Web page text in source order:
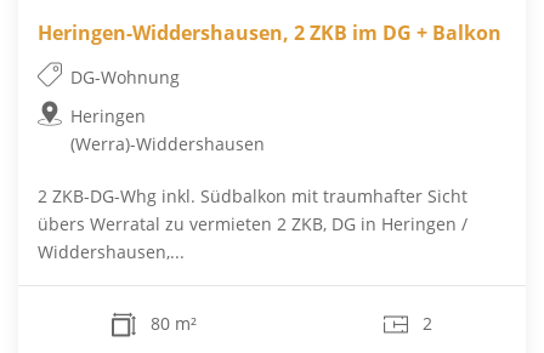
Heringen-Widdershausen, 2 ZKB im DG + Balkon
DG-Wohnung
Heringen
(Werra)-Widdershausen
2 ZKB-DG-Whg inkl. Südbalkon mit traumhafter Sicht
übers Werratal zu vermieten 2 ZKB, DG in Heringen /
Widdershausen,...
80 m² 2